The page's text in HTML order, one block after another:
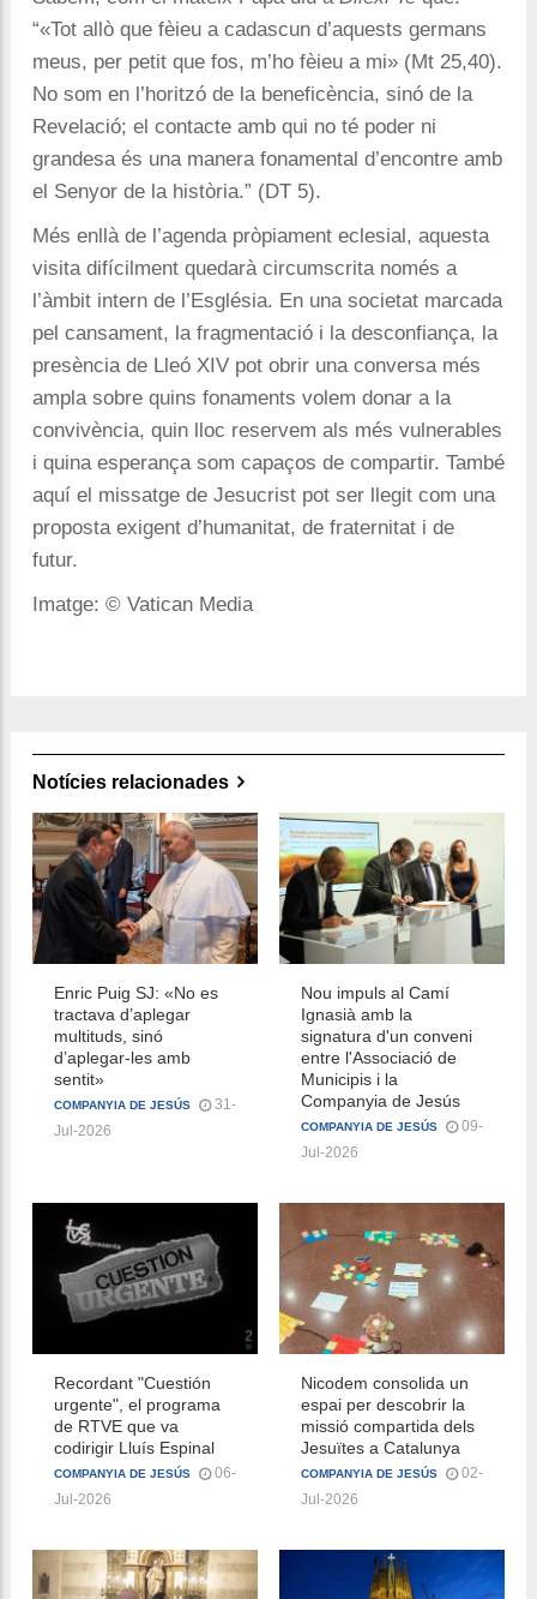
“«Tot allò que fèieu a cadascun d’aquests germans
meus, per petit que fos, m’ho fèieu a mi» (Mt 25,40).
No som en l’horitzó de la beneficència, sinó de la
Revelació; el contacte amb qui no té poder ni
grandesa és una manera fonamental d’encontre amb
el Senyor de la història.” (DT 5).
Més enllà de l’agenda pròpiament eclesial, aquesta
visita difícilment quedarà circumscrita només a
l’àmbit intern de l’Església. En una societat marcada
pel cansament, la fragmentació i la desconfiança, la
presència de Lleó XIV pot obrir una conversa més
ampla sobre quins fonaments volem donar a la
convivència, quin lloc reservem als més vulnerables
i quina esperança som capaços de compartir. També
aquí el missatge de Jesucrist pot ser llegit com una
proposta exigent d’humanitat, de fraternitat i de
futur.
Imatge: © Vatican Media
Notícies relacionades
Enric Puig SJ: «No es
tractava d’aplegar
multituds, sinó
d’aplegar-les amb
sentit»
COMPANYIA DE JESÚS
31-
Jul-2026
Nou impuls al Camí
Ignasià amb la
signatura d'un conveni
entre l'Associació de
Municipis i la
Companyia de Jesús
COMPANYIA DE JESÚS
09-
Jul-2026
Recordant "Cuestión
urgente", el programa
de RTVE que va
codirigir Lluís Espinal
COMPANYIA DE JESÚS
06-
Jul-2026
Nicodem consolida un
espai per descobrir la
missió compartida dels
Jesuïtes a Catalunya
COMPANYIA DE JESÚS
02-
Jul-2026